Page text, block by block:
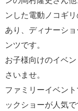
ンした電動ノコギ
あり、ディナーシ
ンツです。
お子様向けのイベ
さいませ。
ファミリーイベン
ックショーが人気で